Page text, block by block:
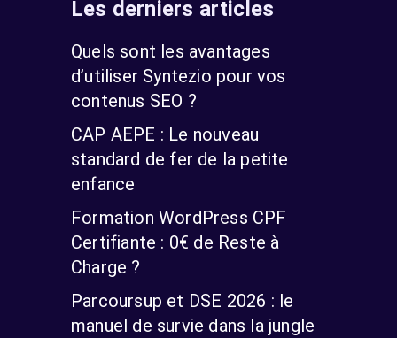
Les derniers articles
Quels sont les avantages
d’utiliser Syntezio pour vos
contenus SEO ?
CAP AEPE : Le nouveau
standard de fer de la petite
enfance
Formation WordPress CPF
Certifiante : 0€ de Reste à
Charge ?
Parcoursup et DSE 2026 : le
manuel de survie dans la jungle